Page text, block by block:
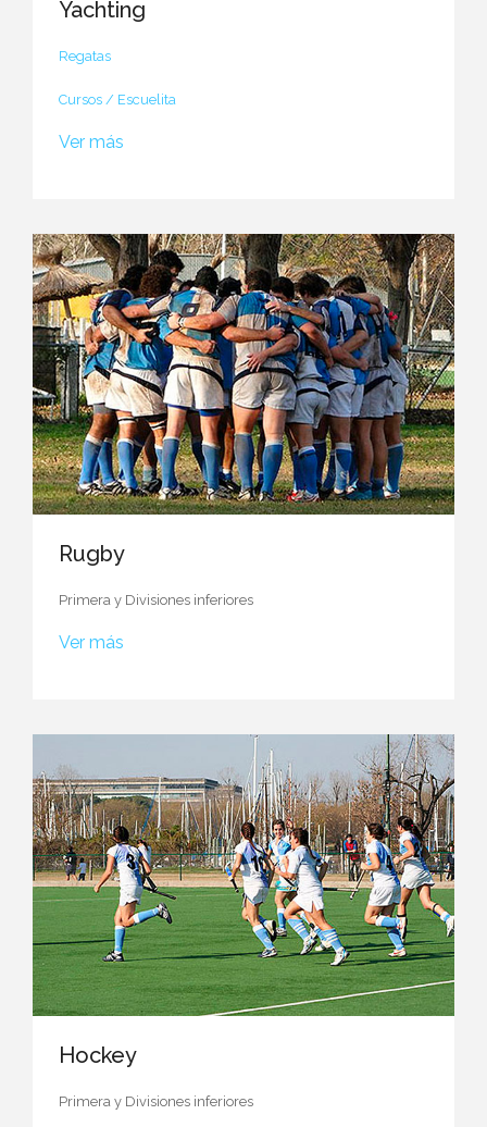
Yachting
Regatas
Cursos / Escuelita
Ver más
Rugby
Primera y Divisiones inferiores
Ver más
Hockey
Primera y Divisiones inferiores